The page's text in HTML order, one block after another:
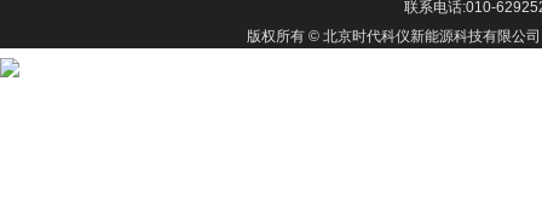
联系电话:010-
版权所有 © 北京时代科仪新能源科技有限公